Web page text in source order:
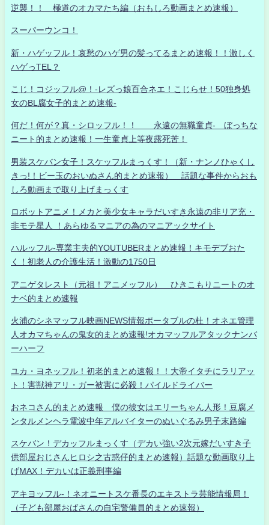
逆襲！！ 極道のオカマたち編（おもしろ動画まとめ速報）
スーパーウンコ！
新・ハゲッフル！哀愁のハゲ男の髪ってるまとめ速報！！激しく
ハゲっTEL？
こじ！コジッフル@！-レズっ娘百合ネエ！こじらせ！50独身処
女のBL腐女子的まとめ速報-
何だ！何が？真・シロッフル！！ 永遠の無職童貞- ぼっちな
ニート的まとめ速報！一生童貞上等夜露死苦！
男装スケバン女子！スケッフルまっくす！（新・ナンノひゃくし
きっ!！ビー玉のおいぬさん的まとめ速報） 話題な事件からおも
しろ動画まで取り上げまっくす
ロボットアニメ！メカと美少女キャラだいすき永遠の非リア充・
非モテ星人 ！あらゆるマニアの為のマニアックサイト
ハルッフル-専業主夫的YOUTUBERまとめ速報！キモデブおた
く！初老人の介護生活！激動の1750日
アニゲタレスト（元祖！アニメッフル） ひきこもりニートのオ
ナベ的まとめ速報
火浦のシネマッフル映画NEWS情報ポータブルの杜！オネエ管理
人オカマちゃんの鬼女的まとめ速報!オカマッフルアタックナンバ
ーハーフ
ユカ・ヨネッフル！初老的まとめ速報！！大帝イタチにラリアッ
ト！害獣神アリ・ガー被害に必殺！パイルドライバー
おネコさん的まとめ速報 僕の彼女はエリーちゃん人形！豆腐メ
ンタルメンヘラ電波中年アルバイターのぬいぐるみ男子末路編
スケバン！デカッフルまっくす（デカい強い2次元嫁だいすき子
供部屋おじさんヒロシ之古惑仔的まとめ速報）話題な動画取り上
げMAX！デカいは正義刑事編
アキヨッフル-！ネオニートスケ番長のエキストラ芸能情報局！
（子ども部屋おばさんの自宅警備員的まとめ速報）